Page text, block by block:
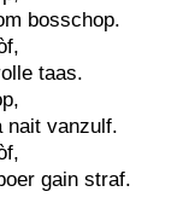
bosschop.
taas.
nait vanzulf.
gain straf.